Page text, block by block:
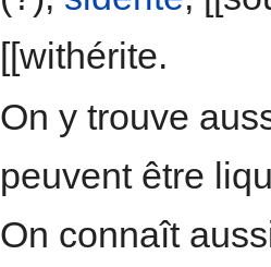
[[withérite.
On y trouve
peuvent être
On connaît